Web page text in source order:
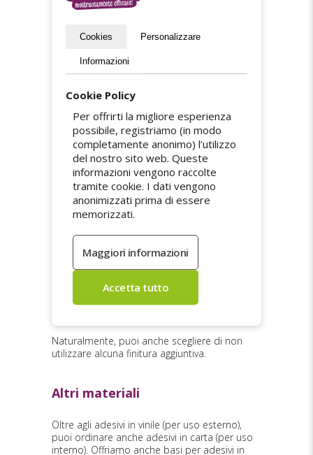
Se desideri progettare adesivi a mezzo taglio,
d'ordine
o inviaci semplicemente il file finito se
hai bisogno del nostro aiuto per verificare che
il file sia corretto. Ti ricordiamo che gli adesivi
a mezzo taglio devono rispettare alcuni vincoli
questo articolo.Ti ricordiamo che gli adesivi a
mezzo taglio richiedono il rispetto di alcuni
vincoli tecnici.
Crea il tuo adesivo
personalizzato
Dopo aver selezionato la forma desiderata
nel modulo di progettazione, puoi
dimensione è espressa in millimetri. Puoi
anche scegliere tra diverse finiture:
Laminazione opaca
Laminazione lucida
Laminazione antiscivolo
Naturalmente, puoi anche scegliere di non
utilizzare alcuna finitura aggiuntiva.
Altri materiali
Oltre agli adesivi in vinile (per uso esterno),
puoi ordinare anche adesivi in carta (per uso
interno). Offriamo anche basi per adesivi in
Cookies Personalizzare
Informazioni
Cookie Policy
Per offrirti la migliore esperienza
possibile, registriamo (in modo
completamente anonimo) l’utilizzo
del nostro sito web. Queste
informazioni vengono raccolte
tramite cookie. I dati vengono
anonimizzati prima di essere
memorizzati.